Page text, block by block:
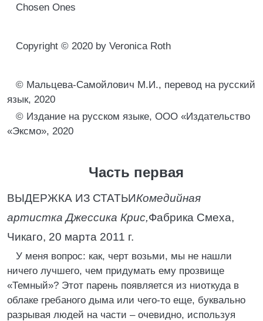
Chosen Ones
Copyright © 2020 by Veronica Roth
© Мальцева-Самойлович М.И., перевод на русский
язык, 2020
© Издание на русском языке, ООО «Издательство
«Эксмо», 2020
Часть первая
ВЫДЕРЖКА ИЗ СТАТЬИКомедийная
артистка Джессика Крис,Фабрика Смеха,
Чикаго, 20 марта 2011 г.
У меня вопрос: как, черт возьми, мы не нашли
ничего лучшего, чем придумать ему прозвище
«Темный»? Этот парень появляется из ниоткуда в
облаке гребаного дыма или чего-то еще, буквально
разрывая людей на части – очевидно, используя